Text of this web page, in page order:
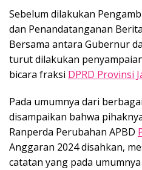
Sebelum dilakukan
dan Penandatanganan
Bersama antara Gubernur
turut dilakukan
bicara fraksi DPRD Provinsi
Pada umumnya dari
disampaikan bahwa
Ranperda Perubahan APBD
Anggaran 2024 disahkan,
catatan yang pada